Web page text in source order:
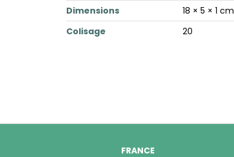
Dimensions
18 × 5 × 1 cm
Colisage
20
FRANCE